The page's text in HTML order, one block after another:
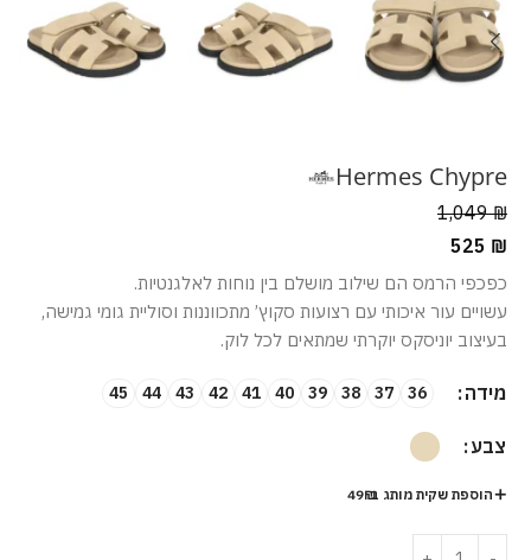
Hermes Chypre
1,049₪
525 ₪
כפכפי הרמס הם שילוב מושלם בין נוחות לאלגנטיות.
עשויים עור איכותי עם רצועות סקוץ’ מתכווננות וסוליית גומי גמישה,
בעיצוב יוניסקס יוקרתי שמתאים לכל לוק.
מידה 36
37
38
39
40
41
42
43
44
45
צבע
הוספת שקית מותג ב-49₪